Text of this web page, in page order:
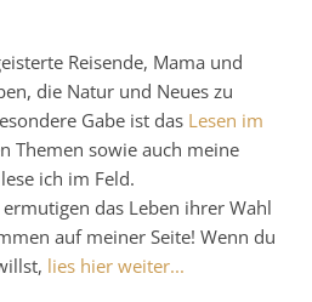
Reisende, Mama und
die Natur und Neues zu
Gabe ist das Lesen im
Themen sowie auch meine
ich im Feld.
das Leben ihrer Wahl
auf meiner Seite! Wenn du
lies hier weiter...